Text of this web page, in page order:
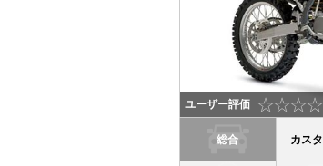
ユーザー評価
総合 カス